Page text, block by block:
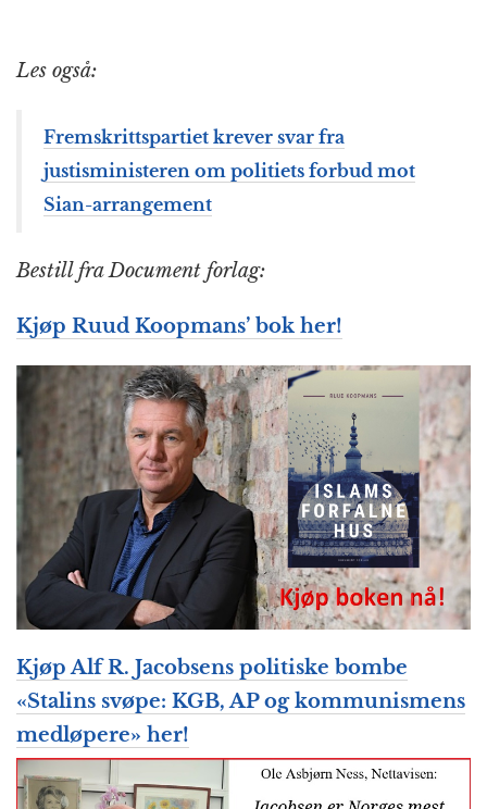
Les også:
Fremskrittspartiet krever svar fra
justisministeren om politiets forbud mot
Sian-arrangement
Bestill fra Document forlag:
Kjøp Ruud Koopmans’ bok her!
Kjøp Alf R. Jacobsens politiske bombe
«Stalins svøpe: KGB, AP og kommunismens
medløpere» her!